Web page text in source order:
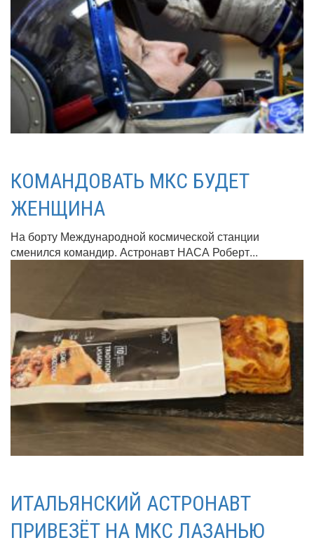
КОМАНДОВАТЬ МКС БУДЕТ
ЖЕНЩИНА
На борту Международной космической станции
сменился командир. Астронавт НАСА Роберт...
ИТАЛЬЯНСКИЙ АСТРОНАВТ
ПРИВЕЗЁТ НА МКС ЛАЗАНЬЮ